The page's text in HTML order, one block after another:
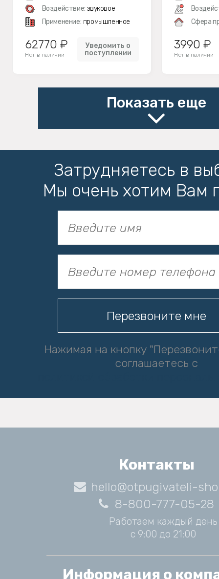
Воздействие: звуковое
Применение: промышленное
62770 ₽
Нет в наличии
Уведомить о
поступлении
Сфера
3990 ₽
Нет в наличии
Показать еще
Затрудняетесь в
Мы очень хотим Вам
Нажимая на кнопку
соглашаетесь с
Контакты
hello@otpugivateli-
8-800-777-05-28
Работаем каждый день
с 9:00 до 21:00
Информация о